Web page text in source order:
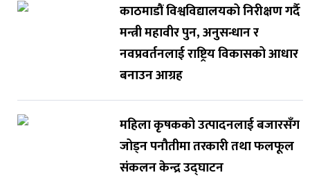
काठमाडौं विश्वविद्यालयको निरीक्षण गर्दै
मन्त्री महावीर पुन, अनुसन्धान र
नवप्रवर्तनलाई राष्ट्रिय विकासको आधार
बनाउन आग्रह
महिला कृषकको उत्पादनलाई बजारसँग
जोड्न पनौतीमा तरकारी तथा फलफूल
संकलन केन्द्र उद्घाटन